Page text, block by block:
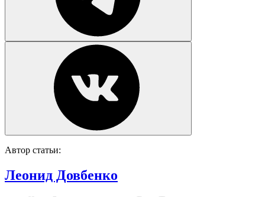
Автор статьи:
Леонид Довбенко